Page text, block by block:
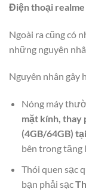
Điện thoại realme
Ngoài ra cũng có
những nguyên
Nguyên nhân gây
Nóng máy
mặt kính, thay
(4GB/64GB)
bên trong tăng
Thói quen sạc
bạn phải sạc